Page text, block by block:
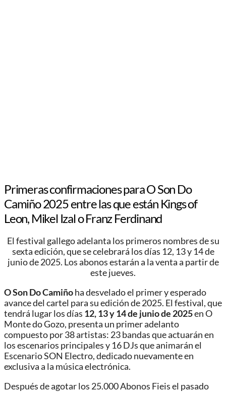
Primeras confirmaciones para O Son Do
Camiño 2025 entre las que están Kings of
Leon, Mikel Izal o Franz Ferdinand
El festival gallego adelanta los primeros nombres de su
sexta edición, que se celebrará los días 12, 13 y 14 de
junio de 2025. Los abonos estarán a la venta a partir de
este jueves.
O Son Do Camiñoha desvelado el primer y esperado
avance del cartel para su edición de 2025. El festival, que
tendrá lugar los días 12, 13 y 14 de junio de 2025en O
Monte do Gozo, presenta un primer adelanto
compuesto por 38 artistas: 23 bandas que actuarán en
los escenarios principales y 16 DJs que animarán el
Escenario SON Electro, dedicado nuevamente en
exclusiva a la música electrónica.
Después de agotar los 25.000 Abonos Fieis el pasado